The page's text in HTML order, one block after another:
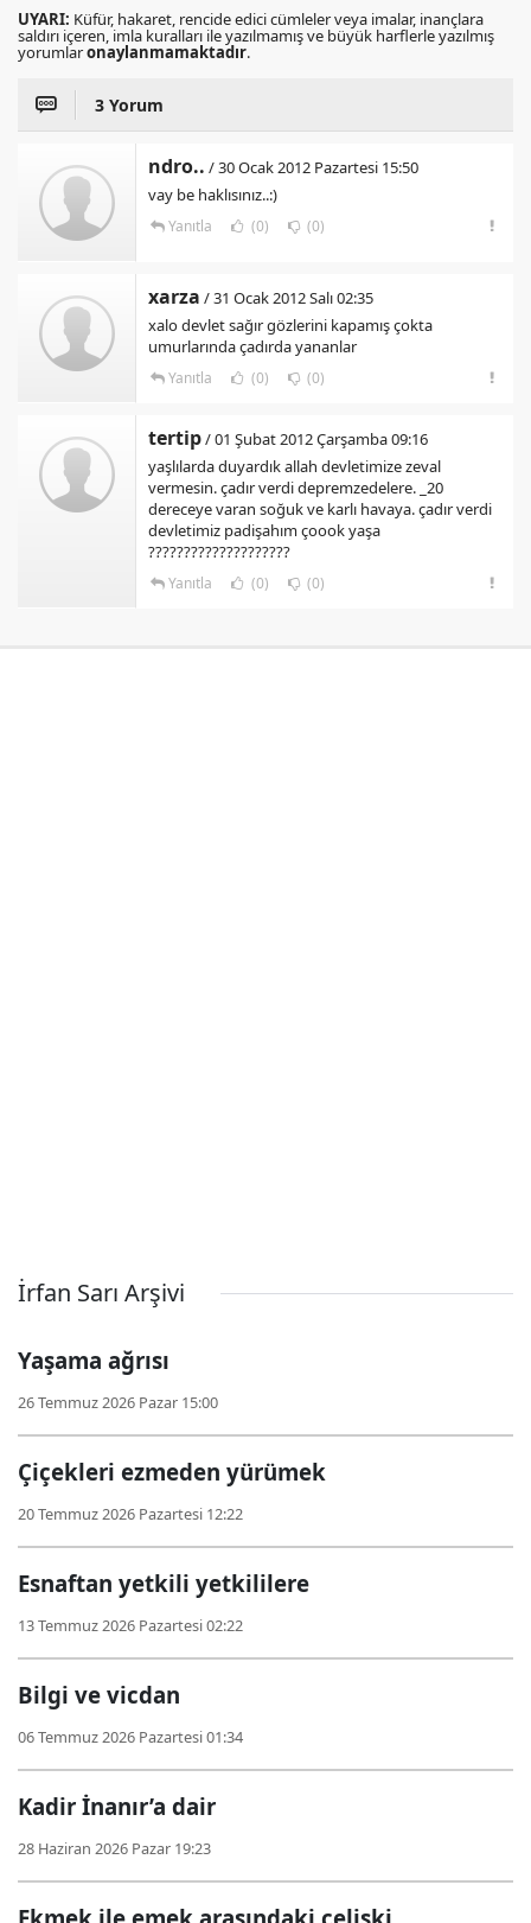
UYARI: Küfür, hakaret, rencide edici cümleler veya imalar, inançlara
saldırı içeren, imla kuralları ile yazılmamış ve büyük harflerle yazılmış
yorumlaronaylanmamaktadır.
3 Yorum
ndro.. / 30 Ocak 2012 Pazartesi 15:50
vay be haklısınız..:)
Yanıtla (0) (0)
xarza / 31 Ocak 2012 Salı 02:35
xalo devlet sağır gözlerini kapamış çokta
umurlarında çadırda yananlar
Yanıtla (0) (0)
tertip/ 01 Şubat 2012 Çarşamba 09:16
yaşlılarda duyardık allah devletimize zeval
vermesin. çadır verdi depremzedelere. _20
dereceye varan soğuk ve karlı havaya. çadır verdi
devletimiz padişahım çoook yaşa
????????????????????
Yanıtla (0) (0)
İrfan Sarı Arşivi
Yaşama ağrısı
26 Temmuz 2026 Pazar 15:00
Çiçekleri ezmeden yürümek
20 Temmuz 2026 Pazartesi 12:22
Esnaftan yetkili yetkililere
13 Temmuz 2026 Pazartesi 02:22
Bilgi ve vicdan
06 Temmuz 2026 Pazartesi 01:34
Kadir İnanır’a dair
28 Haziran 2026 Pazar 19:23